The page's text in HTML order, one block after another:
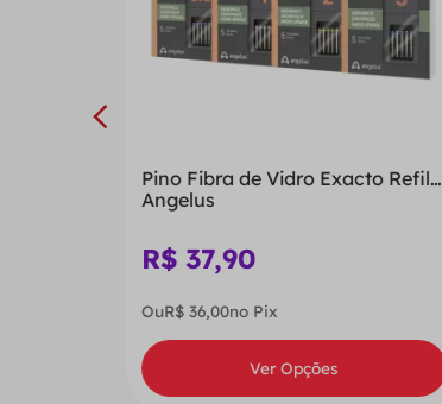
Pino Fibra de Vidro Exacto Refil -
Angelus
R$ 37,90
OuR$ 36,00no Pix
Ver Opções